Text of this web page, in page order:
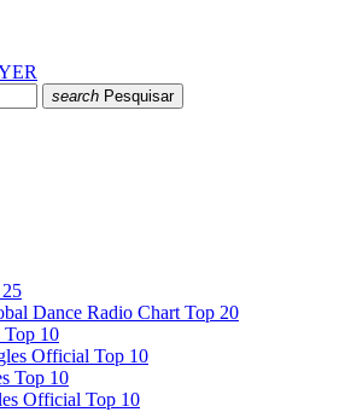
search Pesquisar
Dance Radio Chart Top 20
10
Official Top 10
Top 10
Official Top 10